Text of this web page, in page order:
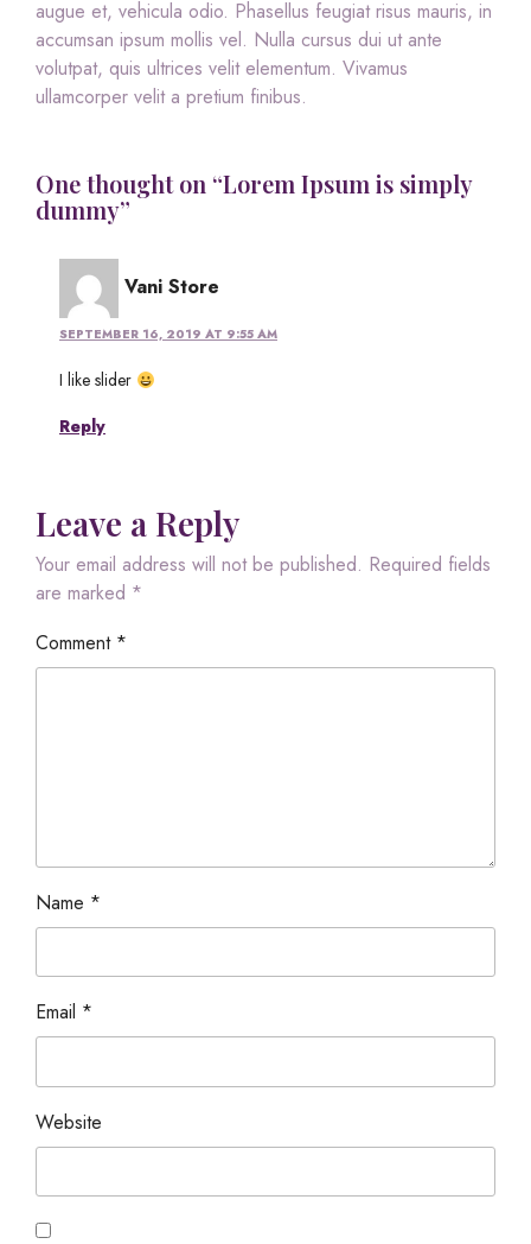
augue et, vehicula odio. Phasellus feugiat risus mauris, in
accumsan ipsum mollis vel. Nulla cursus dui ut ante
volutpat, quis ultrices velit elementum. Vivamus
ullamcorper velit a pretium finibus.
One thought on “Lorem Ipsum is simply
dummy”
Vani Store
SEPTEMBER 16, 2019 AT 9:55 AM
I like slider
Reply
Leave a Reply
Your email address will not be published. Required fields
are marked *
Comment *
Name *
Email *
Website